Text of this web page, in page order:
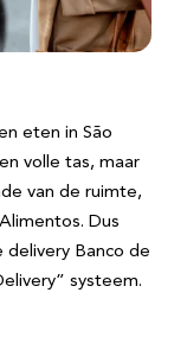
eten in São
volle tas, maar
van de ruimte,
Dus
delivery Banco de
systeem.